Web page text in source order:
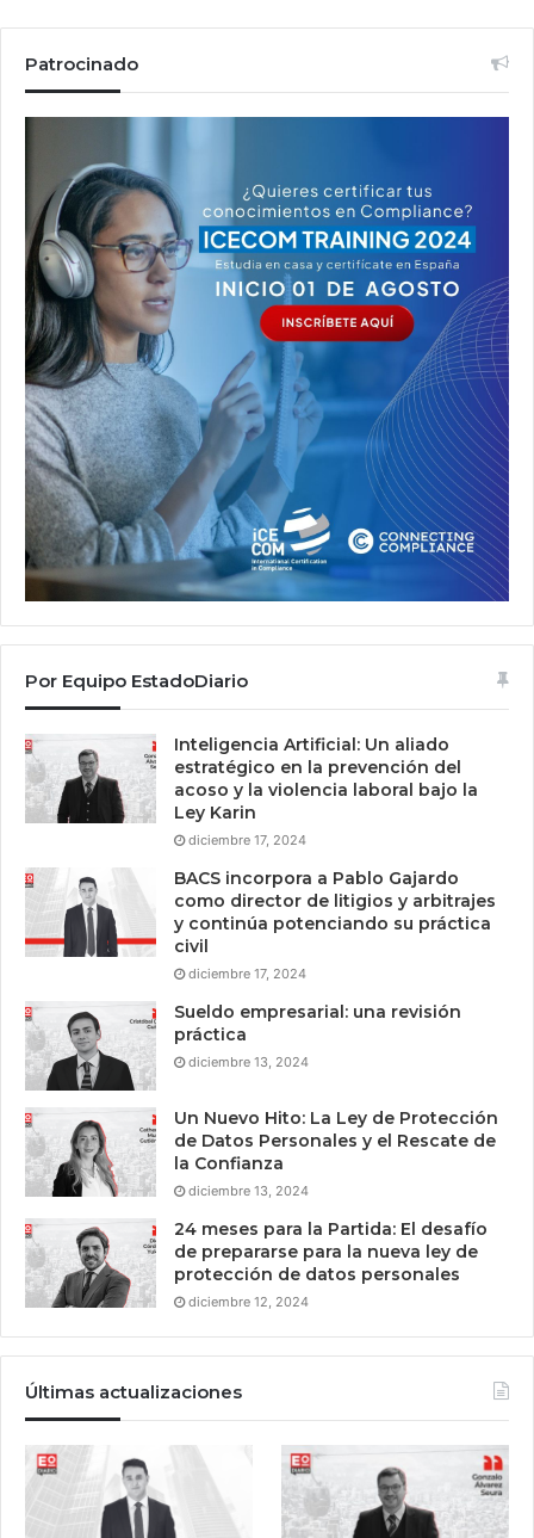
Patrocinado
Por Equipo EstadoDiario
Inteligencia Artificial: Un aliado
estratégico en la prevención del
acoso y la violencia laboral bajo la
Ley Karin
diciembre 17, 2024
BACS incorpora a Pablo Gajardo
como director de litigios y arbitrajes
y continúa potenciando su práctica
civil
diciembre 17, 2024
Sueldo empresarial: una revisión
práctica
diciembre 13, 2024
Un Nuevo Hito: La Ley de Protección
de Datos Personales y el Rescate de
la Confianza
diciembre 13, 2024
24 meses para la Partida: El desafío
de prepararse para la nueva ley de
protección de datos personales
diciembre 12, 2024
Últimas actualizaciones